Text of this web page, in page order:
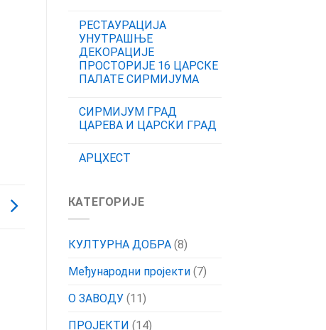
РЕСТАУРАЦИЈА
УНУТРАШЊЕ
ДЕКОРАЦИЈЕ
ПРОСТОРИЈЕ 16 ЦАРСКЕ
ПАЛАТЕ СИРМИЈУМА
СИРМИЈУМ ГРАД
ЦАРЕВА И ЦАРСКИ ГРАД
АРЦХЕСТ
КАТЕГОРИЈЕ
КУЛТУРНА ДОБРА(8)
Међународни пројекти(7)
О ЗАВОДУ(11)
ПРОЈЕКТИ (14)